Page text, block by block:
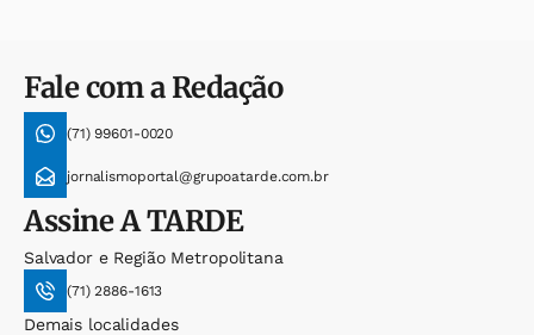
Fale com a Redação
(71) 99601-0020
jornalismoportal@grupoatarde.com.br
AssineA TARDE
Salvador e Região Metropolitana
(71) 2886-1613
Demais localidades